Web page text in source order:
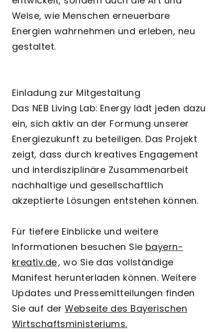
Weise, wie Menschen erneuerbare
Energien wahrnehmen und erleben, neu
gestaltet.
Einladung zur Mitgestaltung
Das NEB Living Lab: Energy lädt jeden dazu
ein, sich aktiv an der Formung unserer
Energiezukunft zu beteiligen. Das Projekt
zeigt, dass durch kreatives Engagement
und interdisziplinäre Zusammenarbeit
nachhaltige und gesellschaftlich
akzeptierte Lösungen entstehen können.
Für tiefere Einblicke und weitere
Informationen besuchen Sie bayern-
kreativ.de, wo Sie das vollständige
Manifest herunterladen können. Weitere
Updates und Pressemitteilungen finden
Sie auf derWebseite des Bayerischen
Wirtschaftsministeriums.